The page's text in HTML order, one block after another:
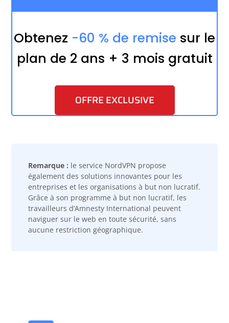
Obtenez -60 % de remise sur le
plan de 2 ans + 3 mois gratuit
OFFRE EXCLUSIVE
Remarque : le service NordVPN propose
également des solutions innovantes pour les
entreprises et les organisations à but non lucratif.
Grâce à son programme à but non lucratif, les
travailleurs d’Amnesty International peuvent
naviguer sur le web en toute sécurité, sans
aucune restriction géographique.